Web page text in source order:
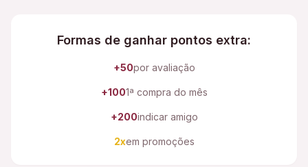
Formas de ganhar pontos extra:
+50por avaliação
+1001ª compra do mês
+200indicar amigo
2xem promoções